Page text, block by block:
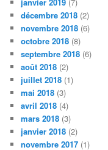
janvier 2019 (7)
décembre 2018 (2)
novembre 2018 (6)
octobre 2018 (8)
septembre 2018 (6)
août 2018 (2)
juillet 2018 (1)
mai 2018 (3)
avril 2018 (4)
mars 2018 (3)
janvier 2018 (2)
novembre 2017 (1)